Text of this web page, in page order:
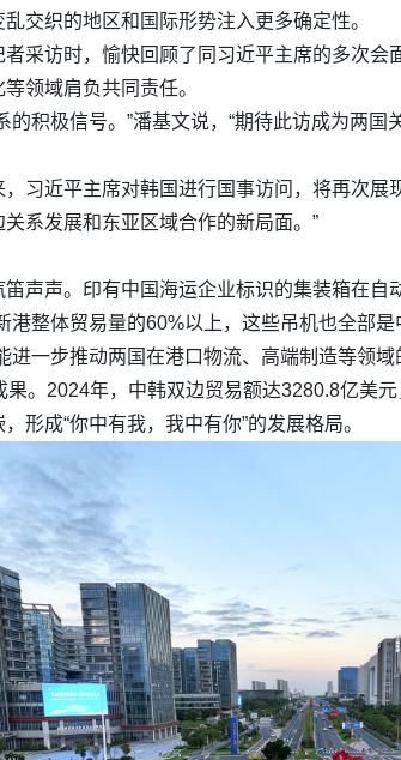
交织的地区和国际形势注入更多确定性。
采访时，愉快回顾了同习近平主席的多次
领域肩负共同责任。
的积极信号。”潘基文说，“期待此访成为两
习近平主席对韩国进行国事访问，将再次
系发展和东亚区域合作的新局面。”
声声。印有中国海运企业标识的集装箱在自
整体贸易量的60%以上，这些吊机也全部
一步推动两国在港口物流、高端制造等领域
。2024年，中韩双边贸易额达3280.8亿美
形成“你中有我，我中有你”的发展格局。